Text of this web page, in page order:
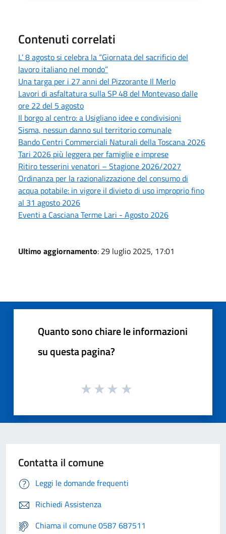
Contenuti correlati
L’ 8 agosto si celebra la “Giornata del sacrificio del
lavoro italiano nel mondo”
Una targa per i 27 anni del Pizzorante Il Merlo
Lavori di asfaltatura sulla SP 48 del Montevaso dalle
ore 22 del 5 agosto
Il borgo al centro: a Usigliano idee e condivisioni
Sisma, nessun danno sul territorio comunale
Bando Centri Commerciali Naturali della Toscana 2026
Tari 2026 più leggera per famiglie e imprese
Ritiro tesserini venatori – Stagione 2026/2027
Ordinanza per la razionalizzazione del consumo di
acqua potabile: in vigore il divieto di uso improprio fino
al 31 agosto 2026
Eventi a Casciana Terme Lari - Agosto 2026
Ultimo aggiornamento: 29 luglio 2025, 17:01
Quanto sono chiare le informazioni
su questa pagina?
Contatta il comune
Leggi le domande frequenti
Richiedi Assistenza
Chiama il comune 0587 687511